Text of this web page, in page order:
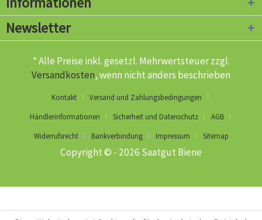
Newsletter
* Alle Preise inkl. gesetzl. Mehrwertsteuer zzgl.
Versandkosten, wenn nicht anders beschrieben
Kontakt
Versand und Zahlungsbedingungen
Händlerinformationen
Sicherheit und Datenschutz
AGB
Widerrufsrecht
Bankverbindung Impressum Sitemap
Copyright © - 2026 Saatgut Biene